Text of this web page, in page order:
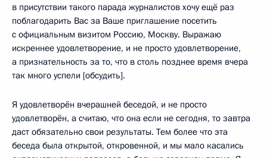
в присутствии такого парада журналистов хочу ещё раз
поблагодарить Вас за Ваше приглашение посетить
с официальным визитом Россию, Москву. Выражаю
искреннее удовлетворение, и не просто удовлетворение,
а признательность за то, что в столь позднее время вчера
так много успели [обсудить].
Я удовлетворён вчерашней беседой, и не просто
удовлетворён, а считаю, что она если не сегодня, то завтра
даст обязательно свои результаты. Тем более что эта
беседа была открытой, откровенной, и мы мало касались